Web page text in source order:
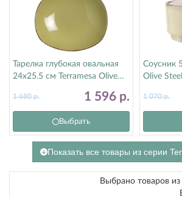
Тарелка глубокая овальная
24х25.5 см Terramesa Olive
1 596 р.
1 680р.
Выбрать
Соусник
Olive
1 070р.
Показать все товары из серии
Выбрано товаров из